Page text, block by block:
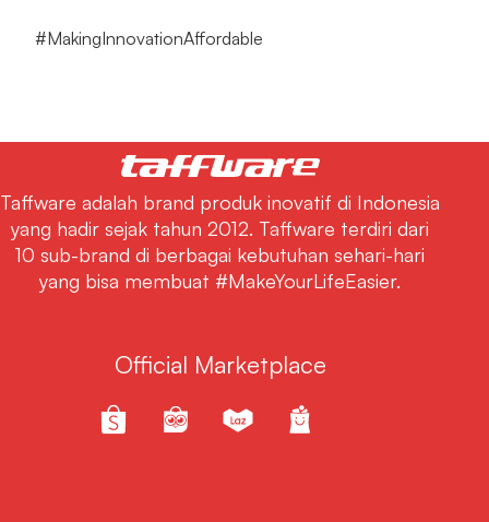
#MakingInnovationAffordable
Taffware adalah brand produk inovatif di Indonesia
yang hadir sejak tahun 2012. Taffware terdiri dari
10 sub-brand di berbagai kebutuhan sehari-hari
yang bisa membuat #MakeYourLifeEasier.
Official Marketplace